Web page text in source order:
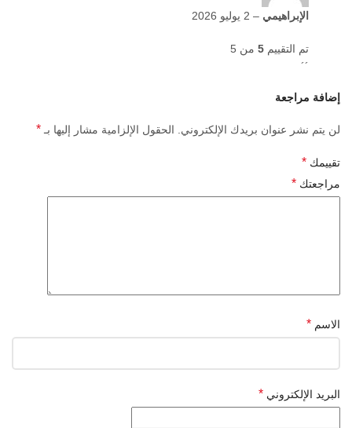
الإبراهيمي – 2 يوليو 2026
تم التقييم 5 من 5
´´
إضافة مراجعة
لن يتم نشر عنوان بريدك الإلكتروني. الحقول الإلزامية مشار إليها بـ *
تقييمك *
مراجعتك *
الاسم *
البريد الإلكتروني *